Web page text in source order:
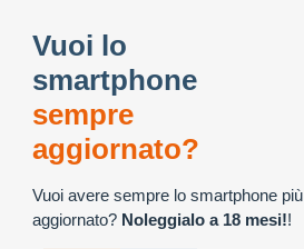
Vuoi lo
smartphone
sempre
aggiornato?
Vuoi avere sempre lo smartphone più
aggiornato? Noleggialo a 18 mesi!!